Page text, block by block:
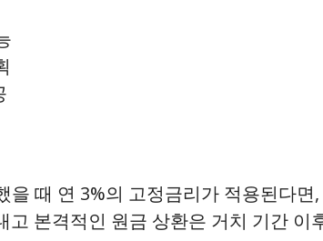
때 연 3%의 고정금리가 적용된다
본격적인 원금 상환은 거치 기간 이